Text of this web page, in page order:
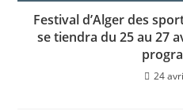
Festival d’Alger des
se tiendra du 25 au 27
24